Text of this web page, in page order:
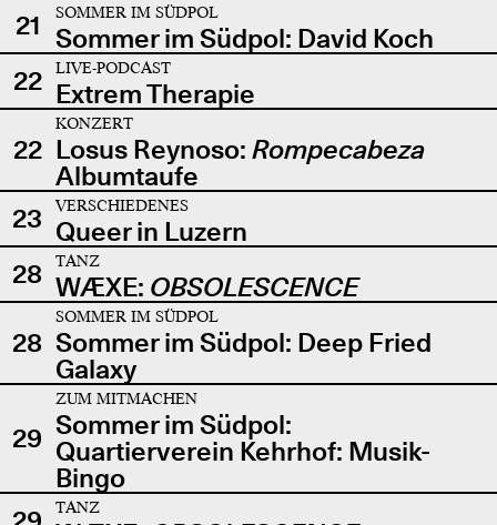
21
SOMMER IM SÜDPOL
Sommer im Südpol: David Koch
22
LIVE-PODCAST
Extrem Therapie
22
KONZERT
Losus Reynoso: Rompecabeza
Albumtaufe
23
VERSCHIEDENES
Queer in Luzern
28
TANZ
WÆXE: OBSOLESCENCE
28
SOMMER IM SÜDPOL
Sommer im Südpol: Deep Fried
Galaxy
29
ZUM MITMACHEN
Sommer im Südpol:
Quartierverein Kehrhof: Musik-
Bingo
TANZ